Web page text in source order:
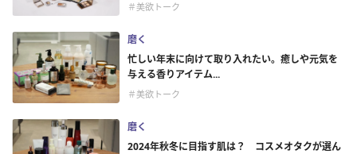
＃美欲トーク
磨く
忙しい年末に向けて取り入れたい。癒しや元気を
与える香りアイテム...
＃美欲トーク
磨く
2024年秋冬に目指す肌は？ コスメオタクが選ん